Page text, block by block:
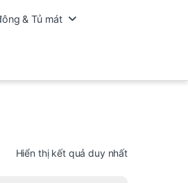
& Tủ mát
Hiển thị kết quả duy nhất